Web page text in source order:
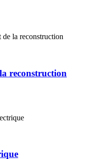
reconstruction